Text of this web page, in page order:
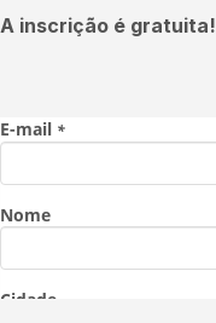
A inscrição é gratuita!